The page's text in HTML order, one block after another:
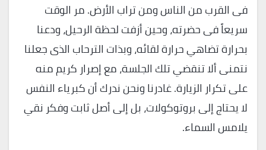
فى القرب من الناس ومن تراب الأرض. مر الوقت
سريعاً فى حضرته، وحين أزفت لحظة الرحيل، ودعنا
بحرارة تضاهي حرارة لقائه، وبذات الترحاب الذى جعلنا
نتمنى ألا تنقضي تلك الجلسة، مع إصرار كريم منه
على تكرار الزيارة. غادرنا ونحن ندرك أن كبرياء النفس
لا يحتاج إلى بروتوكولات، بل إلى أصل ثابت وفكر نقي
يلامس السماء.